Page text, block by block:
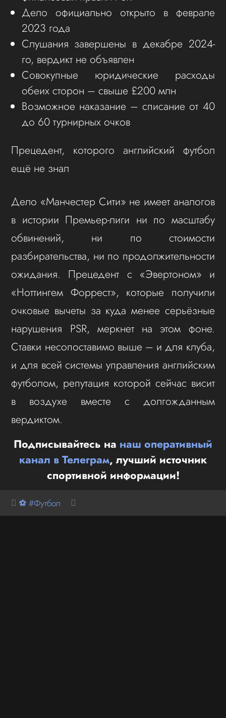
Дело официально открыто в феврале
2023 года
Слушания завершены в декабре 2024-
го, вердикт не объявлен
Совокупные юридические расходы
обеих сторон – свыше £200 млн
Возможное наказание – списание от 40
до 60 турнирных очков
Прецедент, которого английский футбол
ещё не знал
Дело «Манчестер Сити» не имеет аналогов
в истории Премьер-лиги ни по масштабу
обвинений, ни по стоимости
разбирательства, ни по продолжительности
ожидания. Прецедент с «Эвертоном» и
«Ноттингем Форрест», которые получили
очковые вычеты за куда менее серьёзные
нарушения PSR, меркнет на этом фоне.
Ставки несопоставимо выше – и для клуба,
и для всей системы управления английским
футболом, репутация которой сейчас висит
в воздухе вместе с долгожданным
вердиктом.
Подписывайтесь на наш оперативный
канал в Телеграм, лучший источник
спортивной информации!
⚽ #Футбол